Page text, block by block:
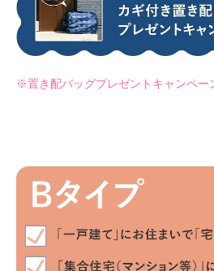
※置き配バッグプレゼントキャンペー